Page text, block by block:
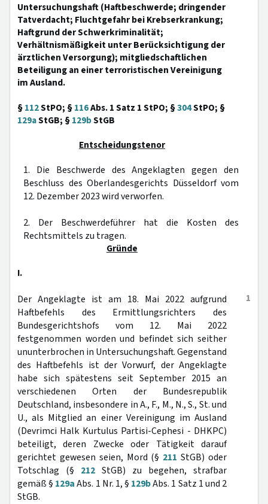
Untersuchungshaft (Haftbeschwerde; dringender
Tatverdacht; Fluchtgefahr bei Krebserkrankung;
Haftgrund der Schwerkriminalität;
Verhältnismäßigkeit unter Berücksichtigung der
ärztlichen Versorgung); mitgliedschaftlichen
Beteiligung an einer terroristischen Vereinigung
im Ausland.
§112StPO; §116Abs. 1 Satz 1 StPO; §304StPO; §
129aStGB; §129bStGB
Entscheidungstenor
1. Die Beschwerde des Angeklagten gegen den
Beschluss des Oberlandesgerichts Düsseldorf vom
12. Dezember 2023 wird verworfen.
2. Der Beschwerdeführer hat die Kosten des
Rechtsmittels zu tragen.
Gründe
I.
1
Der Angeklagte ist am 18. Mai 2022 aufgrund
Haftbefehls des Ermittlungsrichters des
Bundesgerichtshofs vom 12. Mai 2022
festgenommen worden und befindet sich seither
ununterbrochen in Untersuchungshaft. Gegenstand
des Haftbefehls ist der Vorwurf, der Angeklagte
habe sich spätestens seit September 2015 an
verschiedenen Orten der Bundesrepublik
Deutschland, insbesondere in A., F., M., N., S., St. und
U., als Mitglied an einer Vereinigung im Ausland
(Devrimci Halk Kurtulus Partisi-Cephesi - DHKPC)
beteiligt, deren Zwecke oder Tätigkeit darauf
gerichtet gewesen seien, Mord (§ 211 StGB) oder
Totschlag (§ 212 StGB) zu begehen, strafbar
gemäß § 129aAbs. 1 Nr. 1, § 129bAbs. 1 Satz 1 und 2
StGB.